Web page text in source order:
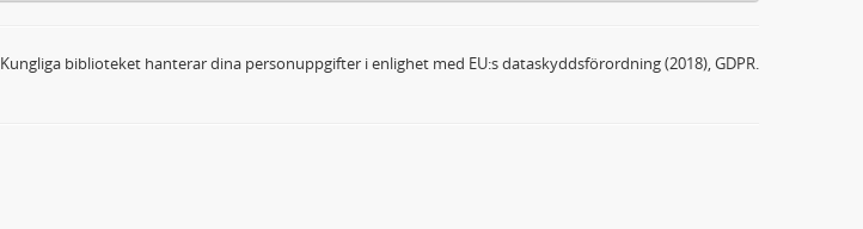
Kungliga biblioteket hanterar dina personuppgifter i enlighet med EU:s dataskyddsförordning (2018), GDPR.